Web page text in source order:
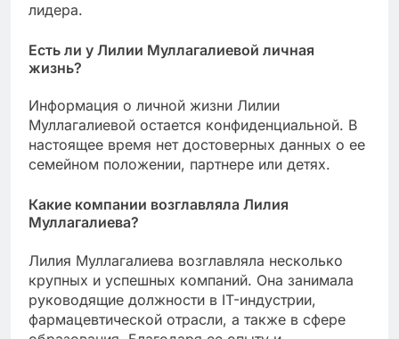
лидера.
Есть ли у Лилии Муллагалиевой личная
жизнь?
Информация о личной жизни Лилии
Муллагалиевой остается конфиденциальной. В
настоящее время нет достоверных данных о ее
семейном положении, партнере или детях.
Какие компании возглавляла Лилия
Муллагалиева?
Лилия Муллагалиева возглавляла несколько
крупных и успешных компаний. Она занимала
руководящие должности в IT-индустрии,
фармацевтической отрасли, а также в сфере